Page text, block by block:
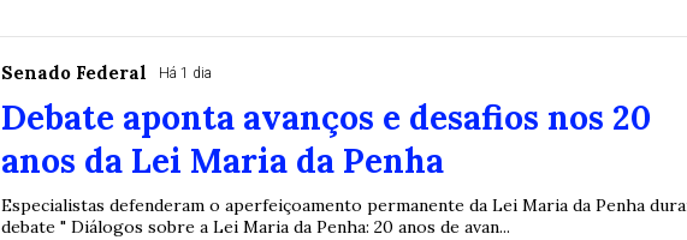
Senado Federal Há 1 dia
Debate aponta avanços e desafios nos 20
anos da Lei Maria da Penha
Especialistas defenderam o aperfeiçoamento permanente da Lei Maria da Penha
debate " Diálogos sobre a Lei Maria da Penha: 20 anos de avan...